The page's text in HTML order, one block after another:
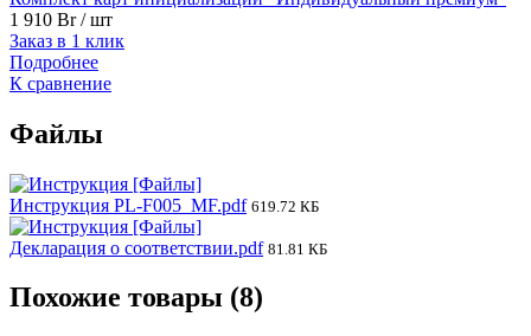
1 910 Br/ шт
Заказ в 1 клик
Подробнее
К сравнение
Файлы
Инструкция PL-F005_MF.pdf 619.72 КБ
Декларация о соответствии.pdf 81.81 КБ
Похожие товары (8)